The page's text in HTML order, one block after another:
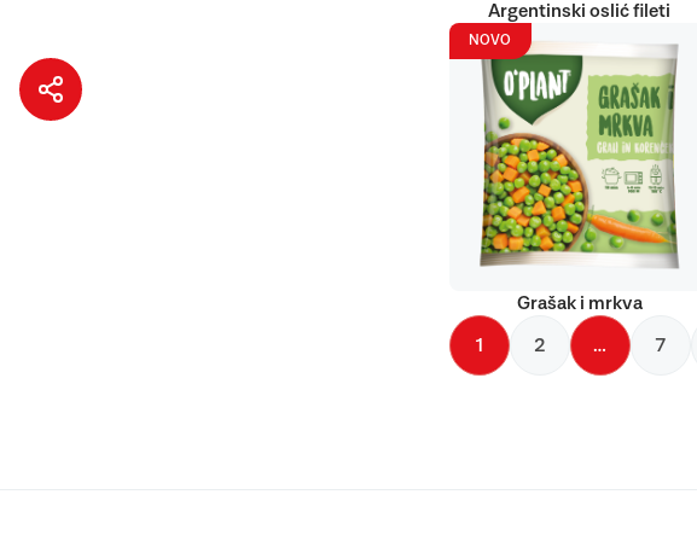
Argentinski oslić fileti
NOVO
Grašak i mrkva
1 2 … 7